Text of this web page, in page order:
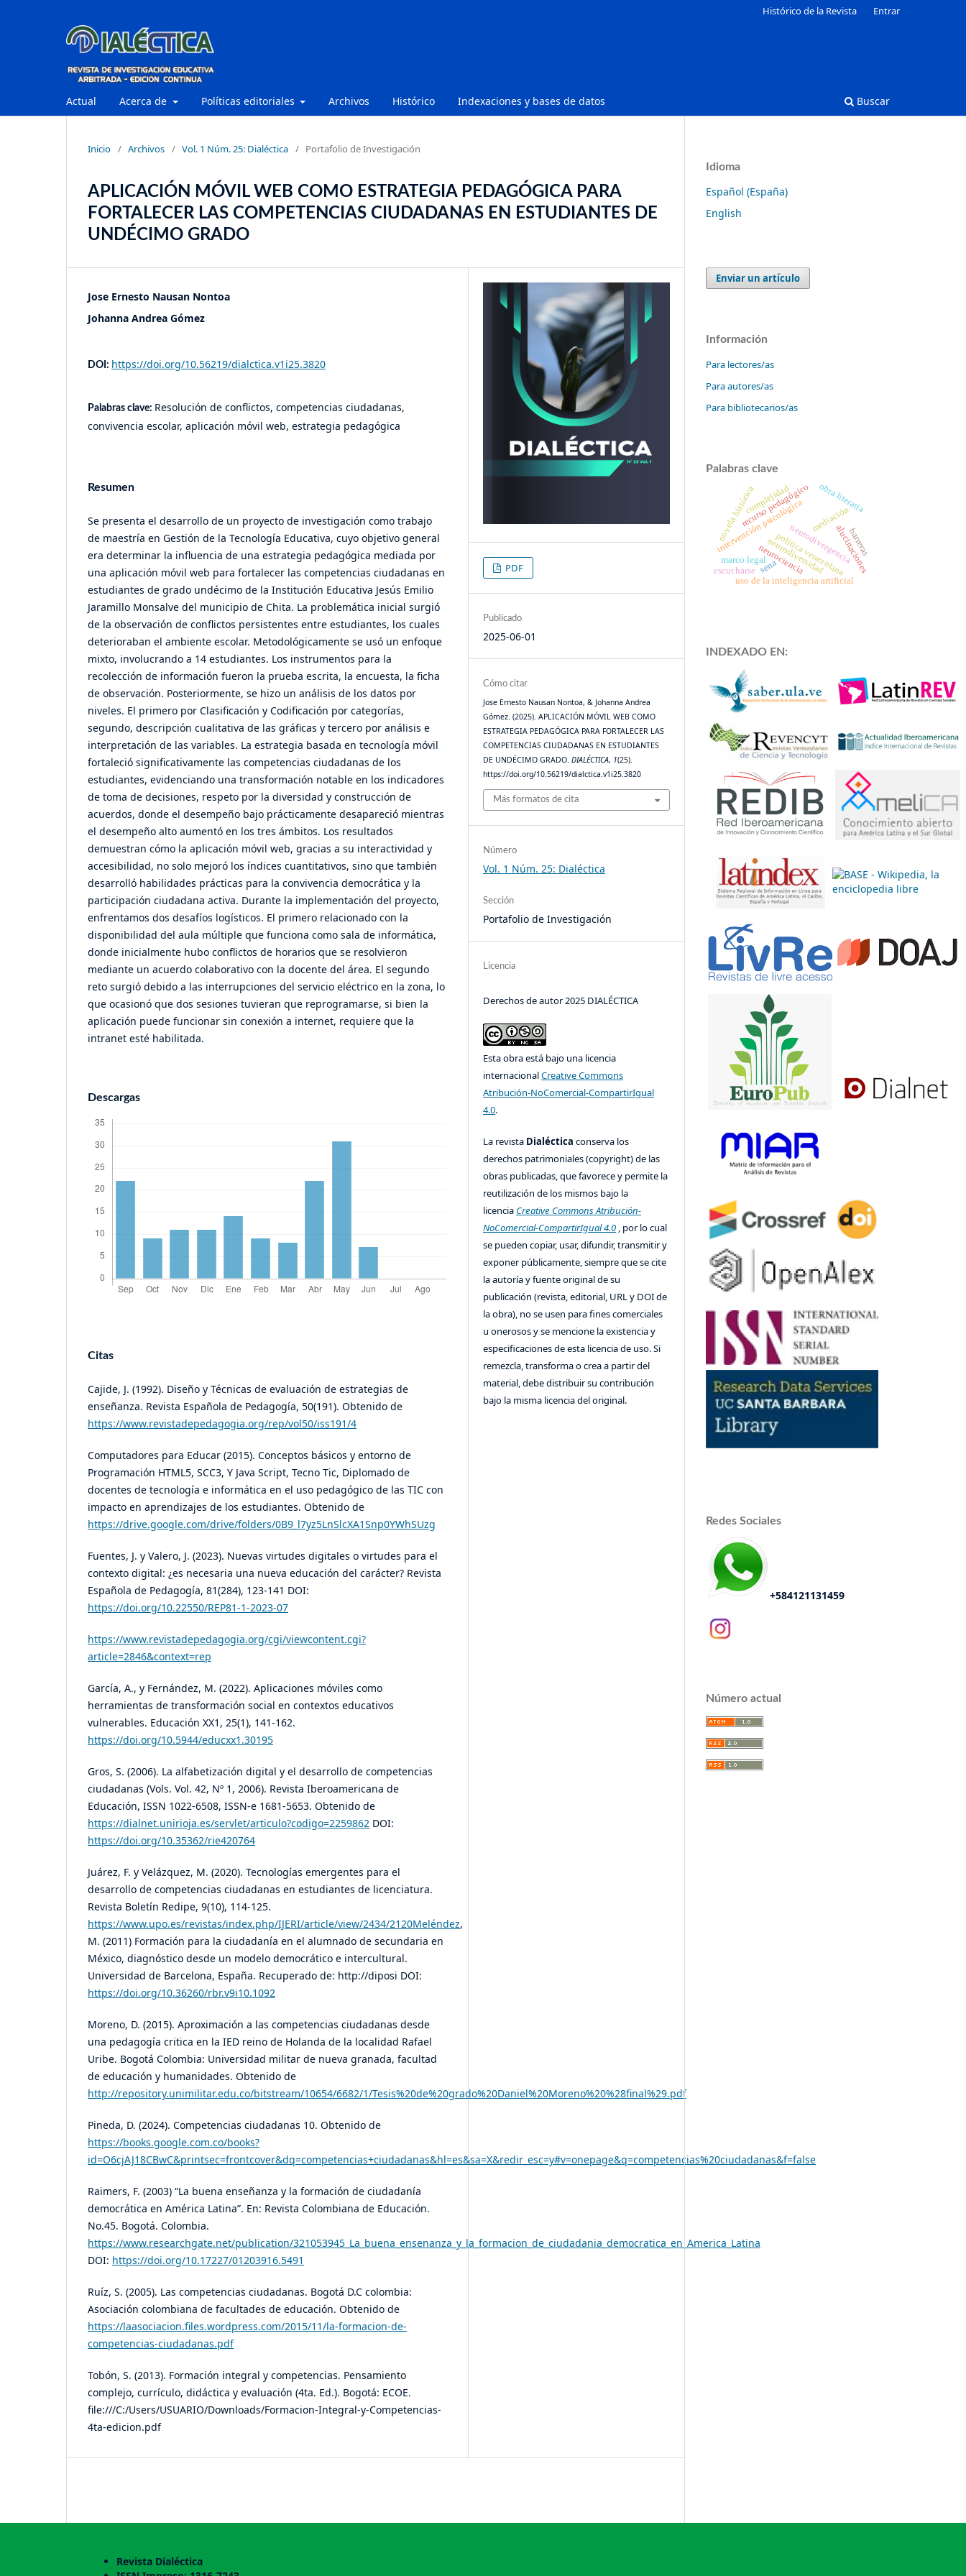
Actual Acerca de Políticas editoriales Archivos Histórico Indexaciones y bases de datos Buscar
Histórico de la Revista Entrar
Inicio / Archivos / Vol. 1 Núm. 25: Dialéctica / Portafolio de Investigación
APLICACIÓN MÓVIL WEB COMO ESTRATEGIA PEDAGÓGICA PARA
FORTALECER LAS COMPETENCIAS CIUDADANAS EN ESTUDIANTES DE
UNDÉCIMO GRADO
Jose Ernesto Nausan Nontoa
Johanna Andrea Gómez
DOI: https://doi.org/10.56219/dialctica.v1i25.3820
Palabras clave: Resolución de conflictos, competencias ciudadanas,
convivencia escolar, aplicación móvil web, estrategia pedagógica
Resumen
Se presenta el desarrollo de un proyecto de investigación como trabajo
de maestría en Gestión de la Tecnología Educativa, cuyo objetivo general
era determinar la influencia de una estrategia pedagógica mediada por
una aplicación móvil web para fortalecer las competencias ciudadanas en
estudiantes de grado undécimo de la Institución Educativa Jesús Emilio
Jaramillo Monsalve del municipio de Chita. La problemática inicial surgió
de la observación de conflictos persistentes entre estudiantes, los cuales
deterioraban el ambiente escolar. Metodológicamente se usó un enfoque
mixto, involucrando a 14 estudiantes. Los instrumentos para la
recolección de información fueron la prueba escrita, la encuesta, la ficha
de observación. Posteriormente, se hizo un análisis de los datos por
niveles. El primero por Clasificación y Codificación por categorías,
segundo, descripción cualitativa de las gráficas y tercero por análisis e
interpretación de las variables. La estrategia basada en tecnología móvil
fortaleció significativamente las competencias ciudadanas de los
estudiantes, evidenciando una transformación notable en los indicadores
de toma de decisiones, respeto por la diversidad y construcción de
acuerdos, donde el desempeño bajo prácticamente desapareció mientras
el desempeño alto aumentó en los tres ámbitos. Los resultados
demuestran cómo la aplicación móvil web, gracias a su interactividad y
accesibilidad, no solo mejoró los índices cuantitativos, sino que también
desarrolló habilidades prácticas para la convivencia democrática y la
participación ciudadana activa. Durante la implementación del proyecto,
enfrentamos dos desafíos logísticos. El primero relacionado con la
disponibilidad del aula múltiple que funciona como sala de informática,
donde inicialmente hubo conflictos de horarios que se resolvieron
mediante un acuerdo colaborativo con la docente del área. El segundo
reto surgió debido a las interrupciones del servicio eléctrico en la zona, lo
que ocasionó que dos sesiones tuvieran que reprogramarse, si bien la
aplicación puede funcionar sin conexión a internet, requiere que la
intranet esté habilitada.
Descargas
Citas
Cajide, J. (1992). Diseño y Técnicas de evaluación de estrategias de
enseñanza. Revista Española de Pedagogía, 50(191). Obtenido de
https://www.revistadepedagogia.org/rep/vol50/iss191/4
Computadores para Educar (2015). Conceptos básicos y entorno de
Programación HTML5, SCC3, Y Java Script, Tecno Tic, Diplomado de
docentes de tecnología e informática en el uso pedagógico de las TIC con
impacto en aprendizajes de los estudiantes. Obtenido de
https://drive.google.com/drive/folders/0B9_l7yz5LnSlcXA1Snp0YWhSUzg
Fuentes, J. y Valero, J. (2023). Nuevas virtudes digitales o virtudes para el
contexto digital: ¿es necesaria una nueva educación del carácter? Revista
Española de Pedagogía, 81(284), 123-141 DOI:
https://doi.org/10.22550/REP81-1-2023-07
https://www.revistadepedagogia.org/cgi/viewcontent.cgi?
article=2846&context=rep
García, A., y Fernández, M. (2022). Aplicaciones móviles como
herramientas de transformación social en contextos educativos
vulnerables. Educación XX1, 25(1), 141-162.
https://doi.org/10.5944/educxx1.30195
Gros, S. (2006). La alfabetización digital y el desarrollo de competencias
ciudadanas (Vols. Vol. 42, Nº 1, 2006). Revista Iberoamericana de
Educación, ISSN 1022-6508, ISSN-e 1681-5653. Obtenido de
https://dialnet.unirioja.es/servlet/articulo?codigo=2259862 DOI:
https://doi.org/10.35362/rie420764
Juárez, F. y Velázquez, M. (2020). Tecnologías emergentes para el
desarrollo de competencias ciudadanas en estudiantes de licenciatura.
Revista Boletín Redipe, 9(10), 114-125.
https://www.upo.es/revistas/index.php/IJERI/article/view/2434/2120Meléndez,
M. (2011) Formación para la ciudadanía en el alumnado de secundaria en
México, diagnóstico desde un modelo democrático e intercultural.
Universidad de Barcelona, España. Recuperado de: http://diposi DOI:
https://doi.org/10.36260/rbr.v9i10.1092
Moreno, D. (2015). Aproximación a las competencias ciudadanas desde
una pedagogía critica en la IED reino de Holanda de la localidad Rafael
Uribe. Bogotá Colombia: Universidad militar de nueva granada, facultad
de educación y humanidades. Obtenido de
http://repository.unimilitar.edu.co/bitstream/10654/6682/1/Tesis%20de%20grado%20Daniel%20Moreno%20%28final%29.pdf
Pineda, D. (2024). Competencias ciudadanas 10. Obtenido de
https://books.google.com.co/books?
id=O6cjAJ18CBwC&printsec=frontcover&dq=competencias+ciudadanas&hl=es&sa=X&redir_esc=y#v=onepage&q=competencias%20ciudadanas&f=false
Raimers, F. (2003) “La buena enseñanza y la formación de ciudadanía
democrática en América Latina”. En: Revista Colombiana de Educación.
No.45. Bogotá. Colombia.
https://www.researchgate.net/publication/321053945_La_buena_ensenanza_y_la_formacion_de_ciudadania_democratica_en_America_Latina
DOI: https://doi.org/10.17227/01203916.5491
Ruíz, S. (2005). Las competencias ciudadanas. Bogotá D.C colombia:
Asociación colombiana de facultades de educación. Obtenido de
https://laasociacion.files.wordpress.com/2015/11/la-formacion-de-
competencias-ciudadanas.pdf
Tobón, S. (2013). Formación integral y competencias. Pensamiento
complejo, currículo, didáctica y evaluación (4ta. Ed.). Bogotá: ECOE.
file:///C:/Users/USUARIO/Downloads/Formacion-Integral-y-Competencias-
4ta-edicion.pdf
PDF
Publicado
2025-06-01
Cómo citar
Jose Ernesto Nausan Nontoa, & Johanna Andrea
Gómez. (2025). APLICACIÓN MÓVIL WEB COMO
ESTRATEGIA PEDAGÓGICA PARA FORTALECER LAS
COMPETENCIAS CIUDADANAS EN ESTUDIANTES
DE UNDÉCIMO GRADO.DIALÉCTICA, 1(25).
https://doi.org/10.56219/dialctica.v1i25.3820
Más formatos de cita
Número
Vol. 1 Núm. 25: Dialéctica
Sección
Portafolio de Investigación
Licencia
Derechos de autor 2025 DIALÉCTICA
Esta obra está bajo una licencia
internacionalCreative Commons
Atribución-NoComercial-CompartirIgual
4.0.
La revista Dialécticaconserva los
derechos patrimoniales (copyright) de las
obras publicadas, que favorece y permite la
reutilización de los mismos bajo la
licencia Creative Commons Atribución-
NoComercial-CompartirIgual 4.0 , por lo cual
se pueden copiar, usar, difundir, transmitir y
exponer públicamente, siempre que se cite
la autoría y fuente original de su
publicación (revista, editorial, URL y DOI de
la obra), no se usen para fines comerciales
u onerosos y se mencione la existencia y
especificaciones de esta licencia de uso. Si
remezcla, transforma o crea a partir del
material, debe distribuir su contribución
bajo la misma licencia del original.
Idioma
Español (España)
English
Enviar un artículo
Información
Para lectores/as
Para autores/as
Para bibliotecarios/as
Palabras clave
intervención psicológicapolítica venezolana
neurodivergencia
neurodiversidad
neurociencia
mediación
recurso pedagógico
novela histórica obra literaria
complejidad
sena alucinaciones
uso de la inteligencia artificial
marco legal
barreras
escucharse
INDEXADO EN:
Redes Sociales
+584121131459
Número actual
Revista Dialéctica